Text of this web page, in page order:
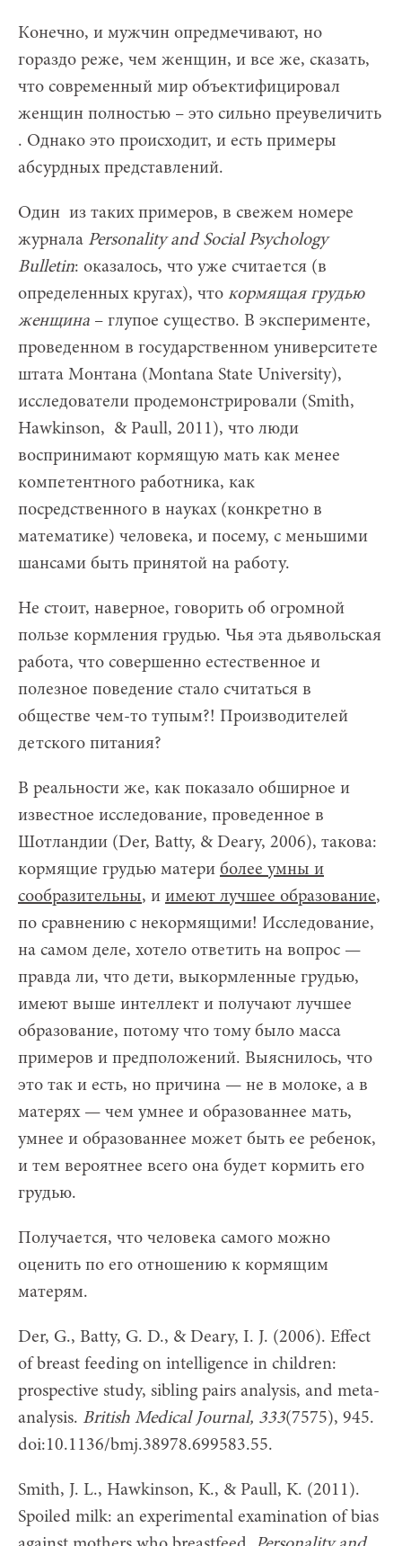
Конечно, и мужчин опредмечивают, но
гораздо реже, чем женщин, и все же, сказать,
что современный мир объектифицировал
женщин полностью – это сильно преувеличить
. Однако это происходит, и есть примеры
абсурдных представлений.
Один из таких примеров, в свежем номере
журнала Personality and Social Psychology
Bulletin: оказалось, что уже считается (в
определенных кругах), что кормящая грудью
женщина – глупое существо. В эксперименте,
проведенном в государственном университете
штата Монтана (Montana State University),
исследователи продемонстрировали (Smith,
Hawkinson, & Paull, 2011), что люди
воспринимают кормящую мать как менее
компетентного работника, как
посредственного в науках (конкретно в
математике) человека, и посему, с меньшими
шансами быть принятой на работу.
Не стоит, наверное, говорить об огромной
пользе кормления грудью. Чья эта дьявольская
работа, что совершенно естественное и
полезное поведение стало считаться в
обществе чем-то тупым?! Производителей
детского питания?
В реальности же, как показало обширное и
известное исследование, проведенное в
Шотландии (Der, Batty, & Deary, 2006), такова:
кормящие грудью матери более умны и
сообразительны, и имеют лучшее образование,
по сравнению с некормящими! Исследование,
на самом деле, хотело ответить на вопрос —
правда ли, что дети, выкормленные грудью,
имеют выше интеллект и получают лучшее
образование, потому что тому было масса
примеров и предположений. Выяснилось, что
это так и есть, но причина — не в молоке, а в
матерях — чем умнее и образованнее мать,
умнее и образованнее может быть ее ребенок,
и тем вероятнее всего она будет кормить его
грудью.
Получается, что человека самого можно
оценить по его отношению к кормящим
матерям.
Der, G., Batty, G. D., & Deary, I. J. (2006). Effect
of breast feeding on intelligence in children:
prospective study, sibling pairs analysis, and meta-
analysis. British Medical Journal, 333(7575), 945.
doi:10.1136/bmj.38978.699583.55.
Smith, J. L., Hawkinson, K., & Paull, K. (2011).
Spoiled milk: an experimental examination of bias